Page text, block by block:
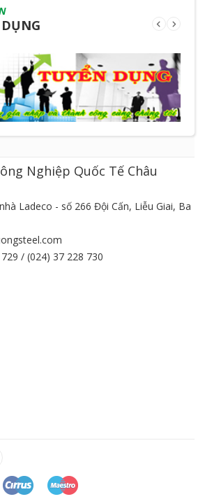
Nghiệp Quốc Tế Châu
Ladeco - số 266 Đội Cấn, Liễu Giai, Ba
/ (024) 37 228 730